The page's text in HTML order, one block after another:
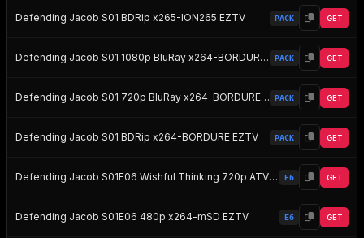
Defending Jacob S01 BDRip x265-ION265 EZTV PACK GET
Defending Jacob S01 1080p BluRay x264-BORDURE EZTV PACK GET
Defending Jacob S01 720p BluRay x264-BORDURE EZTV PACK GET
Defending Jacob S01 BDRip x264-BORDURE EZTV PACK GET
Defending Jacob S01E06 Wishful Thinking 720p ATVP WEB-DL DDP5 1 H 264- EZTV E6 GET
Defending Jacob S01E06 480p x264-mSD EZTV E6 GET